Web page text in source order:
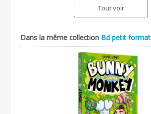
Tout voir
Dans la même collection Bd petit format